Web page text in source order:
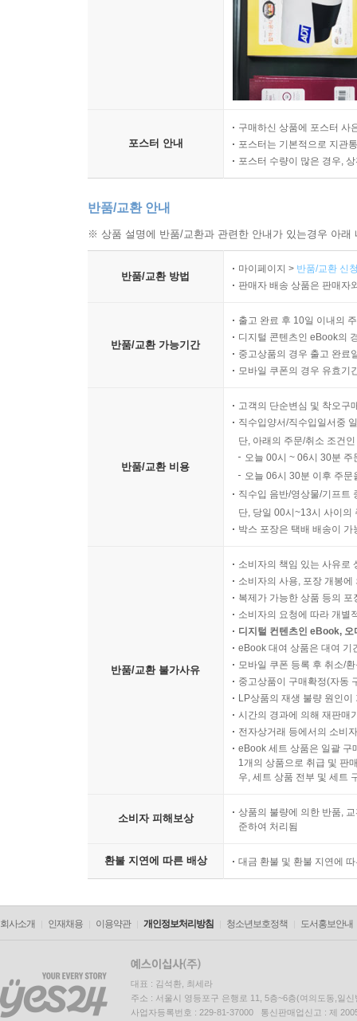
포스터 안내
구매하신 상품에 포스터 사
포스터는 기본적으로 지관
포스터 수량이 많은 경우,
반품/교환 안내
※ 상품 설명에 반품/교환과 관련한 안내가 있는경우 아
반품/교환 방법
마이페이지 > 반품/교환 신
판매자 배송 상품은 판매자
반품/교환 가능기간
출고 완료 후 10일 이내의
디지털 콘텐츠인 eBook의
중고상품의 경우 출고 완료
모바일 쿠폰의 경우 유효기
반품/교환 비용
고객의 단순변심 및 착오구
직수입양서/직수입일서중
단, 아래의 주문/취소 조건
오늘 00시 ~ 06시 30분
오늘 06시 30분 이후 주
직수입 음반/영상물/기프트
단, 당일 00시~13시 사이의
박스 포장은 택배 배송이
반품/교환 불가사유
소비자의 책임 있는 사유로
소비자의 사용, 포장 개봉
복제가 가능한 상품 등의
소비자의 요청에 따라 개별
디지털 컨텐츠인 eBook,
eBook 대여 상품은 대여 기
모바일 쿠폰 등록 후 취소/
중고상품이 구매확정(자동
LP상품의 재생 불량 원인
시간의 경과에 의해 재판매
전자상거래 등에서의 소비
eBook 세트 상품은 일괄 구
1개의 상품으로 취급 및 판
우, 세트 상품 전부 및 세트
소비자 피해보상
상품의 불량에 의한 반품,
준하여 처리됨
환불 지연에 따른 배상 대금 환불 및 환불 지연에
회사소개 인재채용 이용약관 개인정보처리방침 청소년보호정책 도서홍보안내
대표 : 김석환, 최세라
주소 : 서울시 영등포구 은행로 11, 5층~6층(여의도동,일신
사업자등록번호 : 229-81-37000 통신판매업신고 : 제